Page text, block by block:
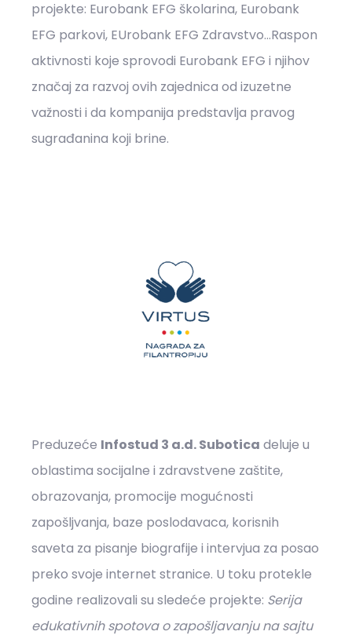
projekte: Eurobank EFG školarina, Eurobank
EFG parkovi, EUrobank EFG Zdravstvo…Raspon
aktivnosti koje sprovodi Eurobank EFG i njihov
značaj za razvoj ovih zajednica od izuzetne
važnosti i da kompanija predstavlja pravog
sugrađanina koji brine.
Preduzeće Infostud 3 a.d. Subotica deluje u
oblastima socijalne i zdravstvene zaštite,
obrazovanja, promocije mogućnosti
zapošljvanja, baze poslodavaca, korisnih
saveta za pisanje biografije i intervjua za posao
preko svoje internet stranice. U toku protekle
godine realizovali su sledeće projekte: Serija
edukativnih spotova o zapošljavanju na sajtu